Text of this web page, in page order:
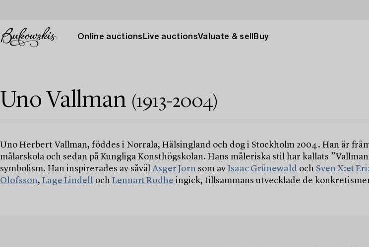
Online auctions Live auctionsValuate & sell Buy
Uno Vallman (1913-2004)
Uno Herbert Vallman, föddes i Norrala, Hälsingland och dog i Stockholm 2004. Han är
målarskola och sedan på Kungliga Konsthögskolan. Hans måleriska stil har kallats
symbolism. Han inspirerades av såväl Asger Jorn som av Isaac Grünewald och Sven X:et
Olofsson, Lage Lindell och Lennart Rodhe ingick, tillsammans utvecklade de